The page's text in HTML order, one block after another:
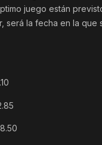
juego están
será la fecha en la